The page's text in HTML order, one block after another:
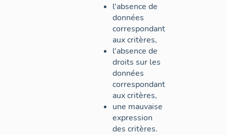
l'absence de
données
correspondant
aux critères,
l'absence de
droits sur les
données
correspondant
aux critères,
une mauvaise
expression
des critères.